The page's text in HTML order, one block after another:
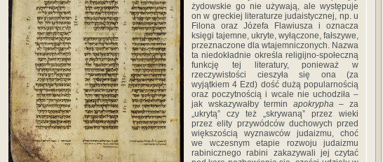
żydowskie go nie używają, ale występuje
on w greckiej literaturze judaistycznej, np. u
Filona oraz Józefa Flawiusza i oznacza
księgi tajemne, ukryte, wyłączone, fałszywe,
przeznaczone dla wtajemniczonych. Nazwa
ta niedokładnie określa religijno-społeczną
funkcję tej literatury, ponieważ w
rzeczywistości cieszyła się ona (za
wyjątkiem 4 Ezd) dość dużą popularnością
oraz poczytnością i wcale nie uchodziła –
jak wskazywałby termin apokrypha– za
„ukrytą” czy też „skrywaną” przez wieki
przez elity przywódców duchowych przed
większością wyznawców judaizmu, choć
we wczesnym etapie rozwoju judaizmu
rabinicznego rabini zakazywali jej czytać